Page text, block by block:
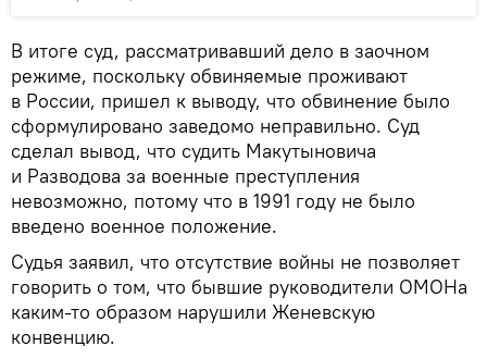
В итоге суд, рассматривавший дело в заочном
режиме, поскольку обвиняемые проживают
в России, пришел к выводу, что обвинение было
сформулировано заведомо неправильно. Суд
сделал вывод, что судить Макутыновича
и Разводова за военные преступления
невозможно, потому что в 1991 году не было
введено военное положение.
Судья заявил, что отсутствие войны не позволяет
говорить о том, что бывшие руководители ОМОНа
каким-то образом нарушили Женевскую
конвенцию.